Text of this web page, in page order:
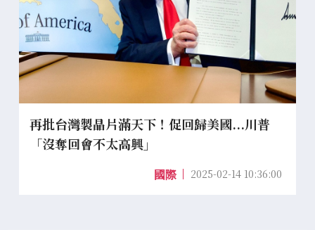
再批台灣製晶片滿天下！促回歸美國...川普
「沒奪回會不太高興」
國際 2025-02-14 10:36:00